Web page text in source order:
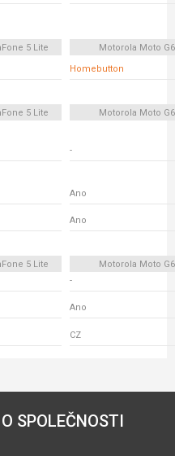
5 Lite
Motorola Moto
Homebutton
5 Lite Motorola Moto
-
Ano
Ano
5 Lite
Motorola Moto
-
Ano
CZ
O SPOLEČNOSTI